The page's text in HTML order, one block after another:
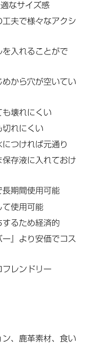
なサイズ感
工夫で様々なアクシ
を入れることがで
めから穴が空いてい
も壊れにくい
切れにくい
につければ元通り
保存液に入れておけ
長期間使用可能
て使用可能
するため経済的
ー』より安価でコス
フレンドリー
ン、鹿革素材、食い